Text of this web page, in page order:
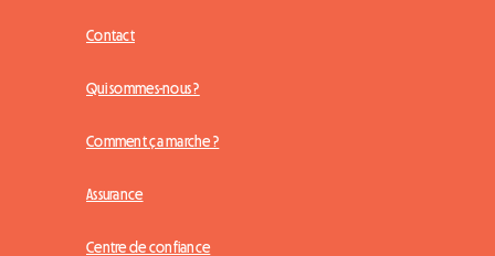
Contact
Qui sommes-nous ?
Comment ça marche ?
Assurance
Centre de confiance